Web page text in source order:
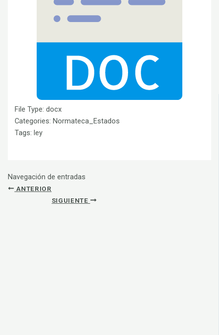
File Type:docx
Categories:Normateca_Estados
Tags:ley
Navegación de entradas
ANTERIOR
SIGUIENTE